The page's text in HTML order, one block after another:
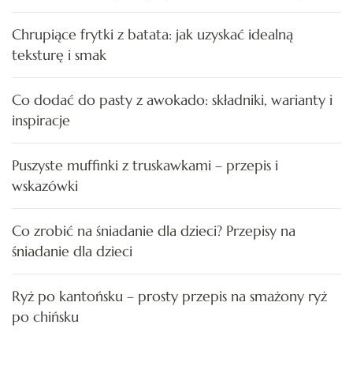
Chrupiące frytki z batata: jak uzyskać idealną
teksturę i smak
Co dodać do pasty z awokado: składniki, warianty i
inspiracje
Puszyste muffinki z truskawkami – przepis i
wskazówki
Co zrobić na śniadanie dla dzieci? Przepisy na
śniadanie dla dzieci
Ryż po kantońsku – prosty przepis na smażony ryż
po chińsku